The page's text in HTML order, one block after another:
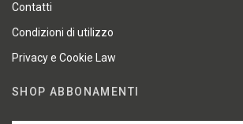
Contatti
Condizioni di utilizzo
Privacy e Cookie Law
SHOP ABBONAMENTI